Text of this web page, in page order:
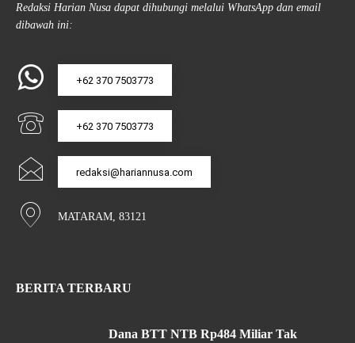
Redaksi Harian Nusa dapat dihubungi melalui WhatsApp dan email
dibawah ini:
+62 370 7503773
+62 370 7503773
redaksi@hariannusa.com
MATARAM, 83121
BERITA TERBARU
Dana BTT NTB Rp484 Miliar Tak